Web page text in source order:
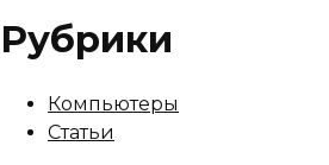
Рубрики
Компьютеры
Статьи